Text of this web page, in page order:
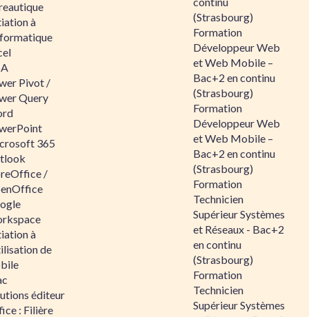
à
Pivot /
Query
365
/
à
de
éditeur
: Filière
(Strasbourg)
Formation
Développeur Web
et Web Mobile –
Bac+2 en continu
(Strasbourg)
Formation
Développeur Web
et Web Mobile –
Bac+2 en continu
(Strasbourg)
Formation
Technicien
Supérieur Systèmes
et Réseaux - Bac+2
en continu
(Strasbourg)
Formation
Technicien
Supérieur Systèmes